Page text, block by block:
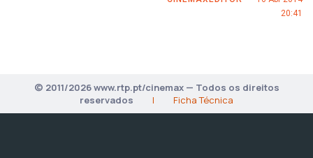
20:41
© 2011/2026 www.rtp.pt/cinemax — Todos os direitos
reservados
| Ficha Técnica